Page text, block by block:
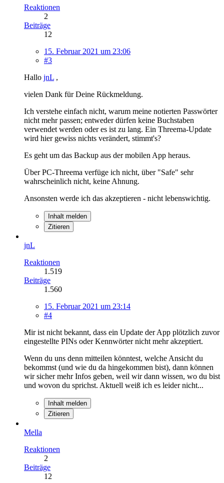
Reaktionen
2
Beiträge
12
15. Februar 2021 um 23:06
#3
Hallo jnL ,
vielen Dank für Deine Rückmeldung.
Ich verstehe einfach nicht, warum meine notierten Passwörter
nicht mehr passen; entweder dürfen keine Buchstaben
verwendet werden oder es ist zu lang. Ein Threema-Update
wird hier gewiss nichts verändert, stimmt's?
Es geht um das Backup aus der mobilen App heraus.
Über PC-Threema verfüge ich nicht, über "Safe" sehr
wahrscheinlich nicht, keine Ahnung.
Ansonsten werde ich das akzeptieren - nicht lebenswichtig.
Inhalt melden
Zitieren
jnL
Reaktionen
1.519
Beiträge
1.560
15. Februar 2021 um 23:14
#4
Mir ist nicht bekannt, dass ein Update der App plötzlich zuvor
eingestellte PINs oder Kennwörter nicht mehr akzeptiert.
Wenn du uns denn mitteilen könntest, welche Ansicht du
bekommst (und wie du da hingekommen bist), dann können
wir sicher mehr Infos geben, weil wir dann wissen, wo du bist
und wovon du sprichst. Aktuell weiß ich es leider nicht...
Inhalt melden
Zitieren
Mella
Reaktionen
2
Beiträge
12